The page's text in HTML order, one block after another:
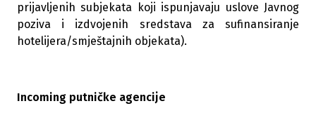
prijavljenih subjekata koji ispunjavaju uslove Javnog
poziva i izdvojenih sredstava za sufinansiranje
hotelijera/smještajnih objekata).
Incoming putničke agencije